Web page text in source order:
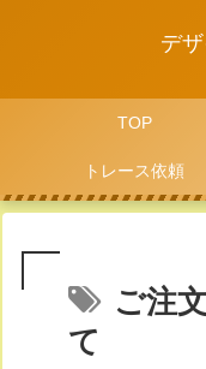
デ
TOP
トレース依頼
ご注
て